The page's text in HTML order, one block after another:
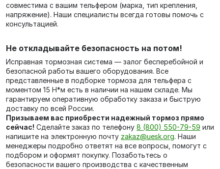
совместима с вашим тельфером (марка, тип крепления,
напряжение). Наши специалисты всегда готовы помочь с
консультацией.
Не откладывайте безопасность на потом!
Исправная тормозная система — залог бесперебойной и
безопасной работы вашего оборудования. Все
представленные в подборке тормоза для тельфера с
моментом 15 Н*м есть в наличии на нашем складе. Мы
гарантируем оперативную обработку заказа и быструю
доставку по всей России.
Призываем вас приобрести надежный тормоз прямо
сейчас! Сделайте заказ по телефону 8 (800) 550-79-59 или
напишите на электронную почту zakaz@uesk.org. Наши
менеджеры подробно ответят на все вопросы, помогут с
подбором и оформят покупку. Позаботьтесь о
безопасности вашего производства с качественным